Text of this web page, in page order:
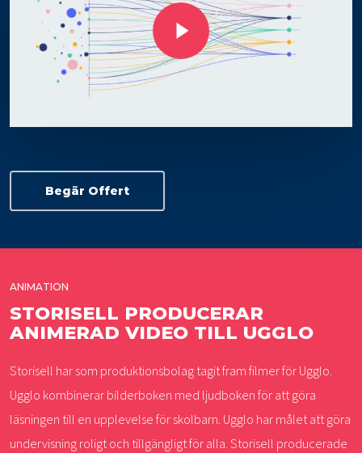
Begär Offert
ANIMATION
STORISELL PRODUCERAR
ANIMERAD VIDEO TILL UGGLO
Storisell har som produktionsbolag tagit fram filmer för Ugglo.
Ugglo kombinerar bilderboken med ljudboken för att göra
läsningen till en upplevelse för skolbarn. Ugglo har målet att göra
undervisning roligt och tillgängligt för alla. Storisell producerade